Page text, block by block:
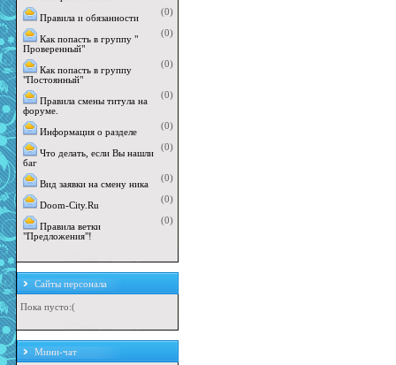
Правила и обязанности
(0)
Как попасть в группу "
Проверенный"
(0)
Как попасть в группу
"Постоянный"
(0)
Правила смены титула на
форуме.
(0)
Информация о разделе
(0)
Что делать, если Вы нашли
баг
(0)
Вид заявки на смену ника
(0)
Doom-City.Ru
(0)
Правила ветки
"Предложения"!
(0)
Сайты персонала
Пока пусто:(
Мини-чат